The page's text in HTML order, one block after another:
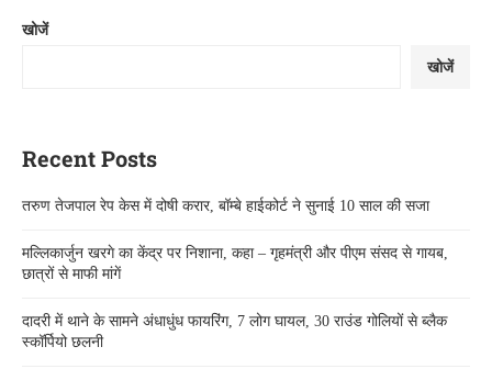
खोजें
खोजें
Recent Posts
तरुण तेजपाल रेप केस में दोषी करार, बॉम्बे हाईकोर्ट ने सुनाई 10 साल की सजा
मल्लिकार्जुन खरगे का केंद्र पर निशाना, कहा – गृहमंत्री और पीएम संसद से गायब,
छात्रों से माफी मांगें
दादरी में थाने के सामने अंधाधुंध फायरिंग, 7 लोग घायल, 30 राउंड गोलियों से ब्लैक
स्कॉर्पियो छलनी